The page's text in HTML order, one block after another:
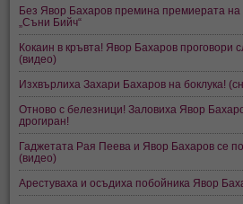
Без Явор Бахаров премина премиерата на
„Съни Бийч“
Кокаин в кръвта! Явор Бахаров проговори
(видео)
Изхвърлиха Захари Бахаров на боклука!
Отново с белезници! Заловиха Явор
дрогиран!
Гаджетата Рая Пеева и Явор Бахаров се
(видео)
Арестуваха и осъдиха побойника Явор